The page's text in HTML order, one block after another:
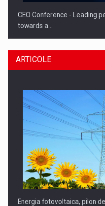
CEO Conference - Leading
towards a…
CEO Conference - Shaping
ARTICOLE
Energia fotovoltaica, pilon